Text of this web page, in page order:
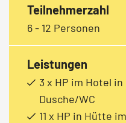
Teilnehmerzahl
6 - 12 Personen
Leistungen
3 x HP im Hotel
Dusche/WC
11 x HP in Hütte